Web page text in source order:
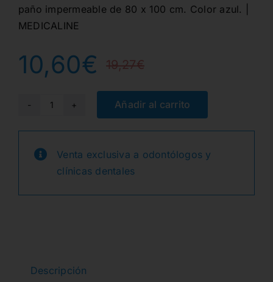
paño impermeable de 80 x 100 cm. Color azul. |
MEDICALINE
19,27€El
precio
original
era:
19,27€.
10,60€
El
precio
actual
es:
10,60€.
SET
CIRUGIA
IMPLANTES
cantidad
Añadir al carrito
Venta exclusiva a odontólogos y
clínicas dentales
Descripción